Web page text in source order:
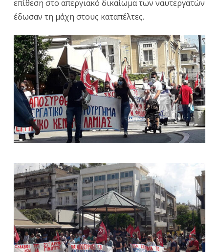
επίθεση στο απεργιακό δικαίωμα των ναυτεργατών
έδωσαν τη μάχη στους καταπέλτες.